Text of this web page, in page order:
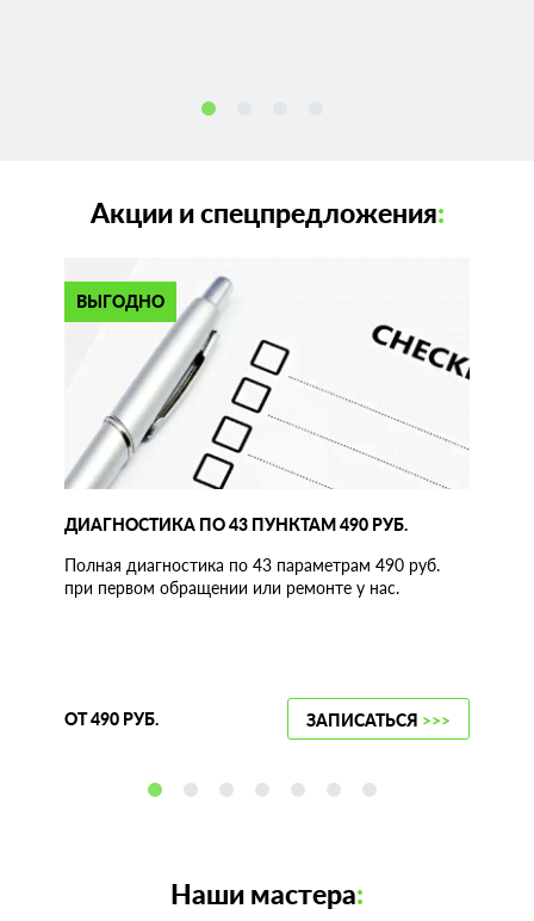
Акции и спецпредложения:
ВЫГОДНО
ДИАГНОСТИКА ПО 43 ПУНКТАМ 490 РУБ.
Полная диагностика по 43 параметрам 490 руб.
при первом обращении или ремонте у нас.
ОТ 490 РУБ. ЗАПИСАТЬСЯ >>>
Наши мастера: